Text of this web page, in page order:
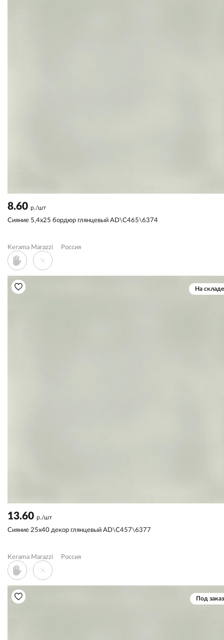
8.60 р./шт
Сияние 5,4x25 бордюр глянцевый AD\C465\6374
Kerama Marazzi Россия
На складе
13.60 р./шт
Сияние 25x40 декор глянцевый AD\C457\6377
Kerama Marazzi Россия
Под заказ